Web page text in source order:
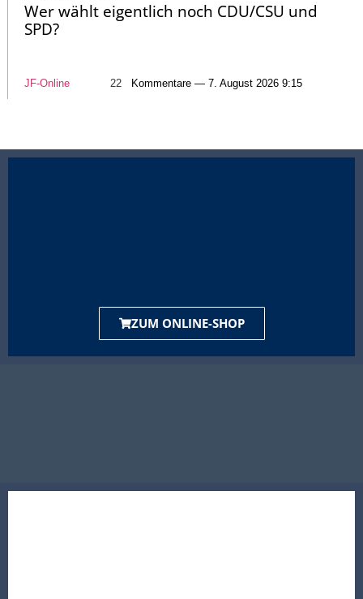
Wer wählt eigentlich noch CDU/CSU und
SPD?
JF-Online 22 Kommentare — 7. August 2026 9:15
ZUM ONLINE-SHOP